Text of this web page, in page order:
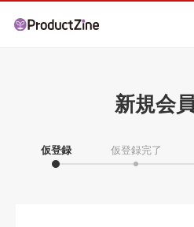
新規会
仮登録 仮登録完了